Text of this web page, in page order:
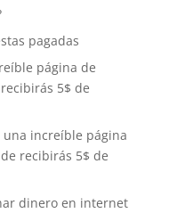
pagadas
página de
5$ de
una increíble página
recibirás 5$ de
dinero en internet